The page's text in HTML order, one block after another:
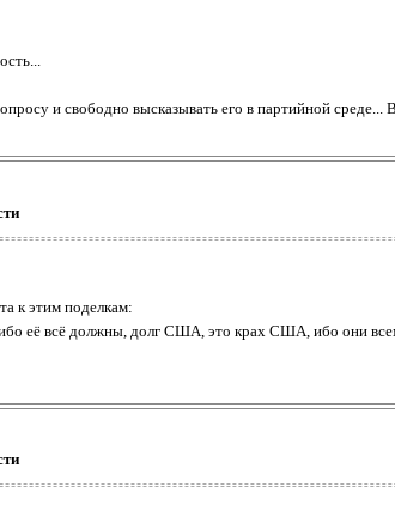
и свободно высказывать его в партийной
к этим поделкам:
её всё должны, долг США, это крах США, ибо они